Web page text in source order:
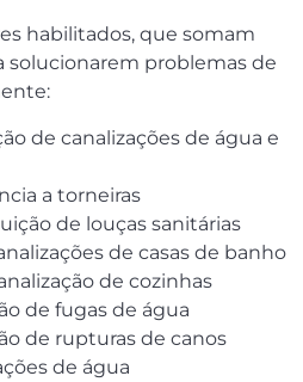
habilitados, que somam
solucionarem problemas de
de canalizações de água e
a torneiras
de louças sanitárias
de casas de banho
de cozinhas
de fugas de água
de rupturas de canos
de água